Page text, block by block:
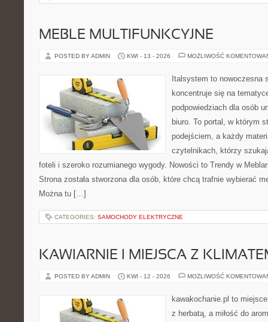
MEBLE MULTIFUNKCYJNE
POSTED BY ADMIN KWI - 13 - 2026 MOŻLIWOŚĆ
Italsystem to nowoczesna
koncentruje się na
podpowiedziach dla osób
biuro. To portal, w którym
podejściem, a każdy
czytelnikach, którzy
foteli i szeroko rozumianego wygody. Nowości to Trendy w
Strona została stworzona dla osób, które chcą trafnie wybierać
Można tu […]
CATEGORIES: SAMOCHODY ELEKTRYCZNE
KAWIARNIE I MIEJSCA Z
POSTED BY ADMIN KWI - 12 - 2026 MOŻLIWOŚĆ
kawakochanie.pl to
z herbatą, a miłość do